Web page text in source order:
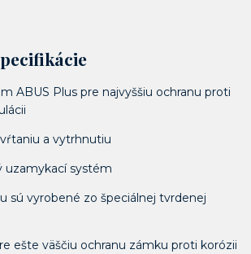
ABUS Plus pre najvyššiu ochranu proti
a vytrhnutiu
systém
sú vyrobené zo špeciálnej tvrdenej
ešte väščiu ochranu zámku proti korózii